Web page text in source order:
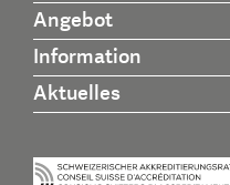
Angebot
Information
Aktuelles